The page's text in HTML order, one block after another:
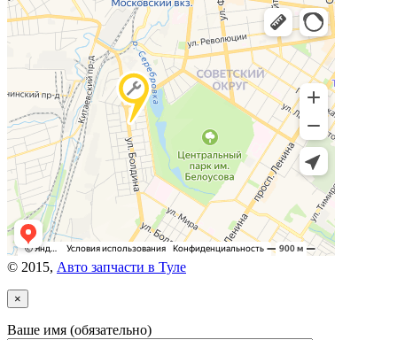
© 2015, Авто запчасти в Туле
×
Ваше имя (обязательно)